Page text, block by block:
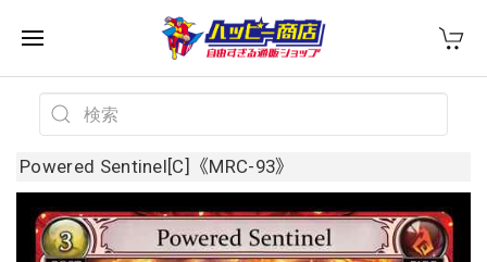
Powered Sentinel[C]《MRC-93》